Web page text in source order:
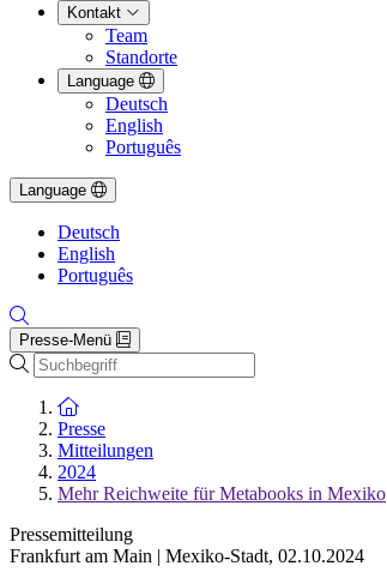
Kontakt
Team
Standorte
Language
Deutsch
English
Português
Language
Deutsch
English
Português
Presse-Menü
Suche
Zur Startseite
Presse
Mitteilungen
2024
Mehr Reichweite für Metabooks in Mexiko
Pressemitteilung
Frankfurt am Main | Mexiko-Stadt, 02.10.2024